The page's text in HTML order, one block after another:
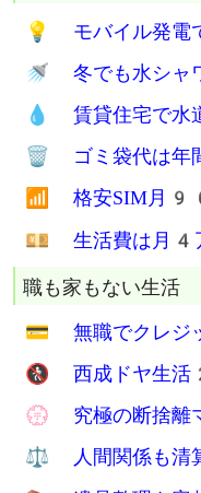
🛍 レジ袋での海
✈ 持ち物が最少
飯と服は最低限の
🍱 食費は月1万
🔥 加熱5分で炊
🍚 西成炊き出し
🔞 Tバック1枚
💤 寝袋生活11
🚰 手洗い洗濯
郊外でインフラ底
💡 モバイル発電